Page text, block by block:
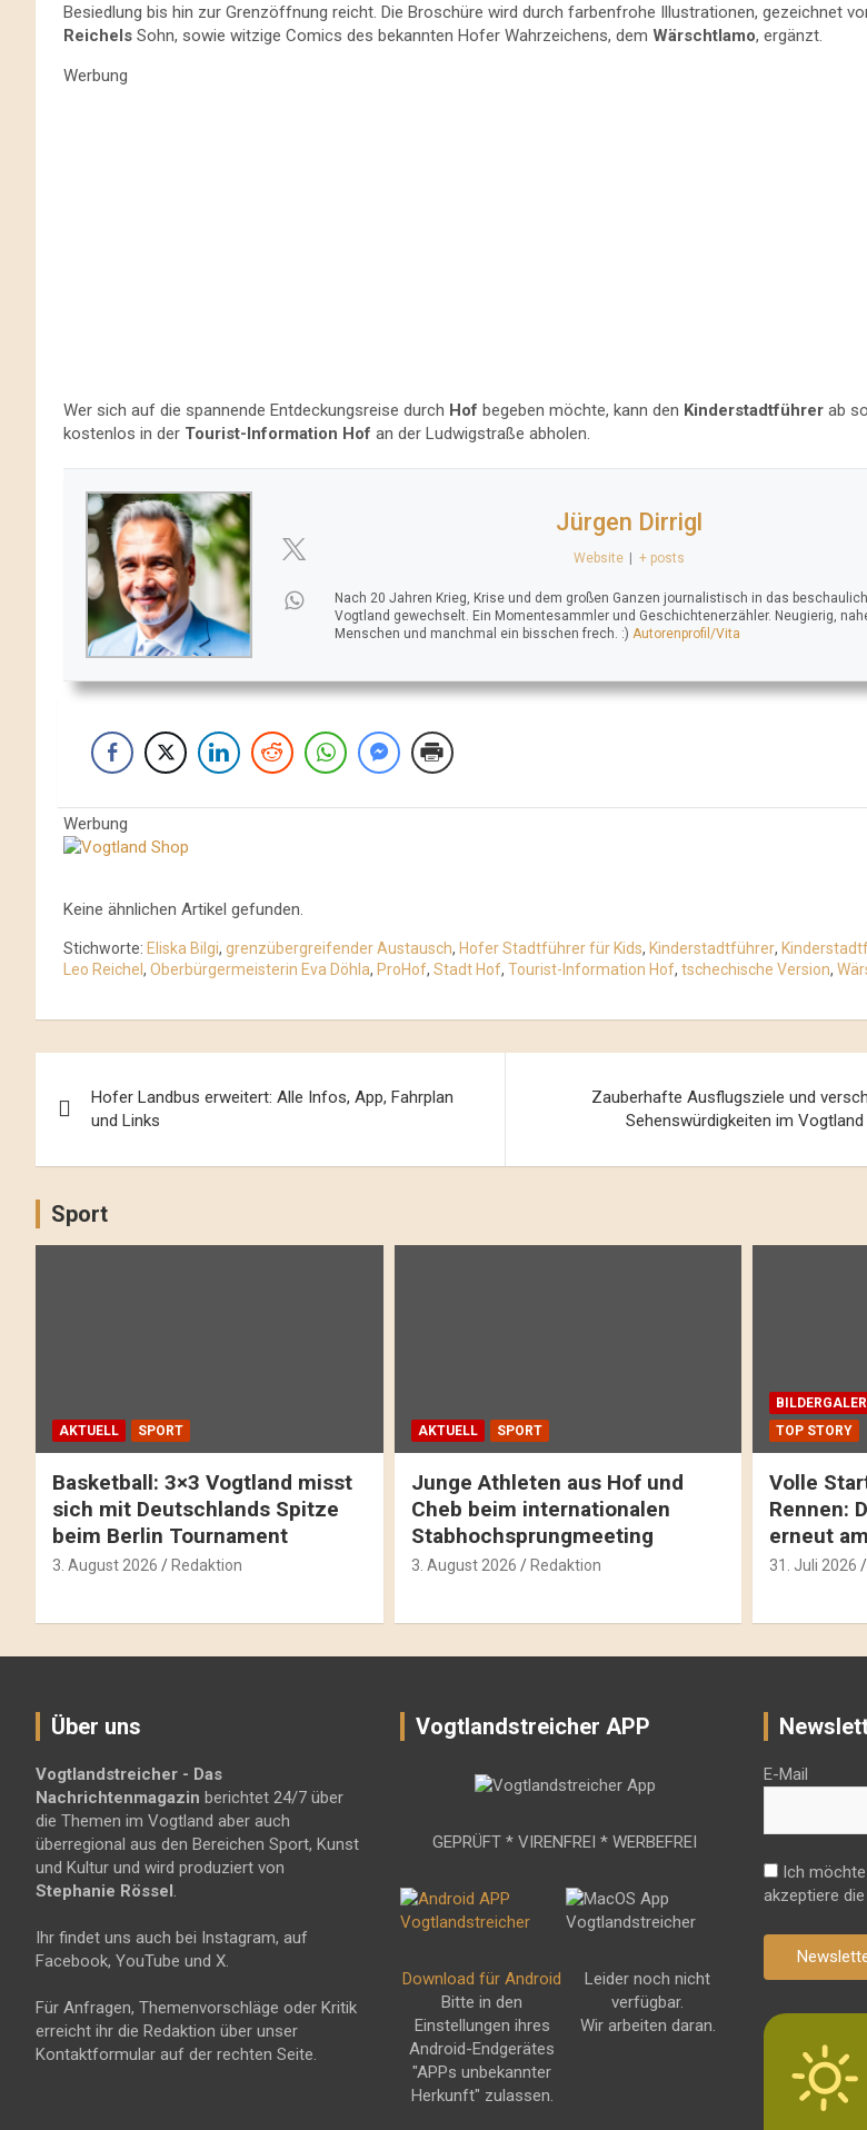
Besiedlung bis hin zur Grenzöffnung reicht. Die Broschüre wird durch farbenfrohe Illustrationen, gezeichnet
Reichels Sohn, sowie witzige Comics des bekannten Hofer Wahrzeichens, dem Wärschtlamo, ergänzt.
Werbung
Wer sich auf die spannende Entdeckungsreise durch Hof begeben möchte, kann den Kinderstadtführer ab
kostenlos in der Tourist-Information Hof an der Ludwigstraße abholen.
Jürgen Dirrigl
Website | + posts
Nach 20 Jahren Krieg, Krise und dem großen Ganzen journalistisch in das
Vogtland gewechselt. Ein Momentesammler und Geschichtenerzähler. Neugierig,
Menschen und manchmal ein bisschen frech. :) Autorenprofil/Vita
Werbung
Keine ähnlichen Artikel gefunden.
Stichworte: Eliska Bilgi, grenzübergreifender Austausch, Hofer Stadtführer für Kids, Kinderstadtführer,
Leo Reichel, Oberbürgermeisterin Eva Döhla, ProHof, Stadt Hof, Tourist-Information Hof, tschechische Version,
Navigation
Hofer Landbus erweitert: Alle Infos, App, Fahrplan
und Links
Zauberhafte Ausflugsziele und
Sehenswürdigkeiten im Vogtland
Sport
AKTUELL SPORT
Basketball: 3×3 Vogtland misst
sich mit Deutschlands Spitze
beim Berlin Tournament
3. August 2026 Redaktion
AKTUELL SPORT
Junge Athleten aus Hof und
Cheb beim internationalen
Stabhochsprungmeeting
3. August 2026 Redaktion
TOP STORY
Volle
Rennen:
erneut
31. Juli 2026
Über uns
Vogtlandstreicher - Das
Nachrichtenmagazin berichtet 24/7 über
die Themen im Vogtland aber auch
überregional aus den Bereichen Sport, Kunst
und Kultur und wird produziert von
Stephanie Rössel.
Ihr findet uns auch bei Instagram, auf
Facebook, YouTube und X.
Für Anfragen, Themenvorschläge oder Kritik
erreicht ihr die Redaktion über unser
Kontaktformular auf der rechten Seite.
Vogtlandstreicher APP
GEPRÜFT * VIRENFREI * WERBEFREI
Download für Android
Bitte in den
Einstellungen ihres
Android-Endgerätes
"APPs unbekannter
Herkunft" zulassen.
Leider noch nicht
verfügbar.
Wir arbeiten daran.
E-Mail
Ich
akzeptiere